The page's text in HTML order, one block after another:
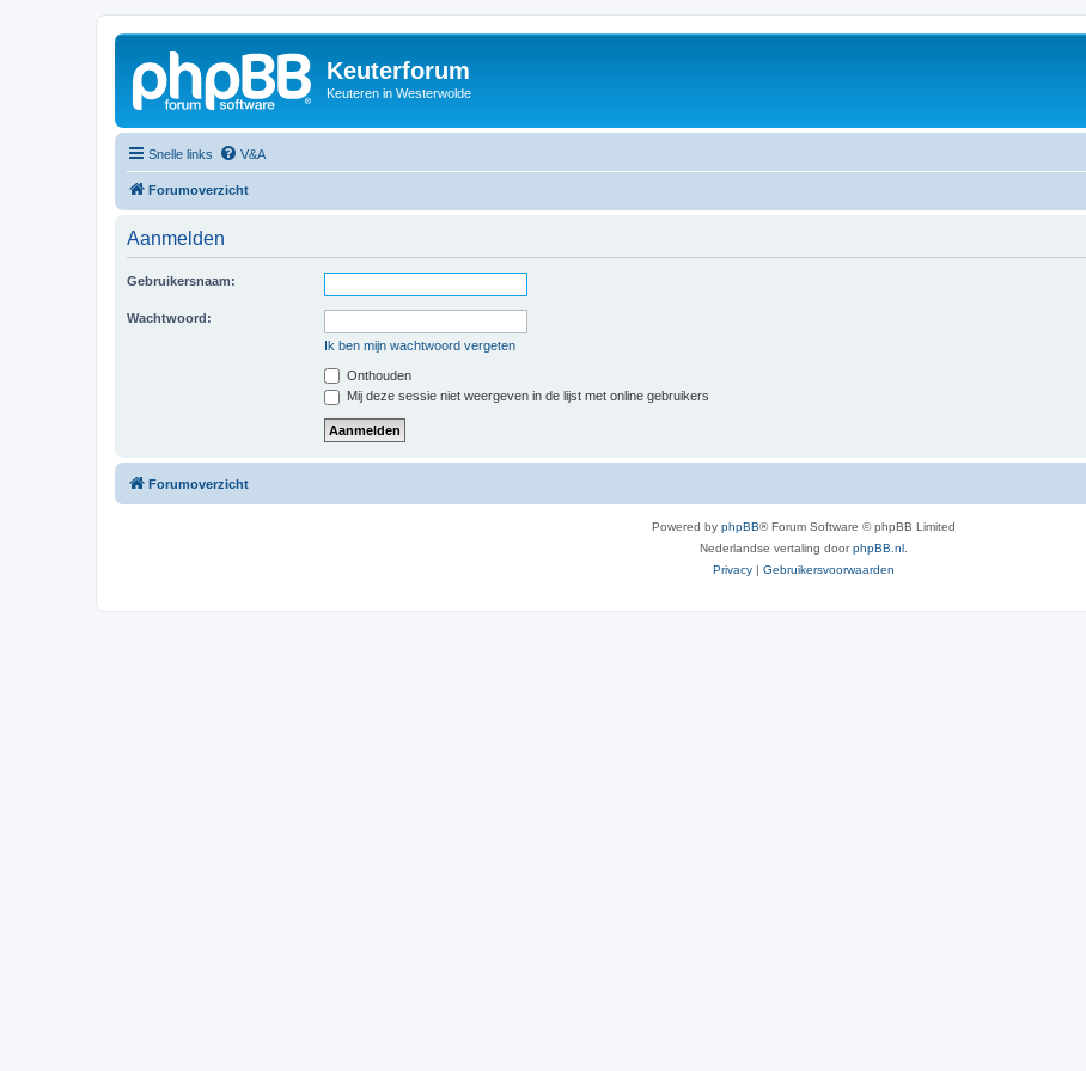
Keuterforum
Keuteren in Westerwolde
Snelle links V&A
Forumoverzicht
Aanmelden
Gebruikersnaam:
Wachtwoord:
Ik ben mijn wachtwoord vergeten
Onthouden
Mij deze sessie niet weergeven in de lijst met online gebruikers
Forumoverzicht
Powered by phpBB® Forum Software © phpBB Limited
Nederlandse vertaling doorphpBB.nl
Privacy | Gebruikersvoorwaarden